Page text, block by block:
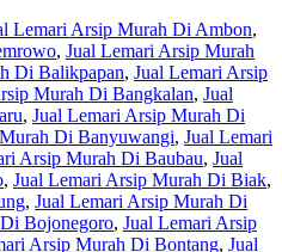
Lemari Arsip Murah Di Ambon,
, Jual Lemari Arsip Murah
Di Balikpapan, Jual Lemari Arsip
Murah Di Bangkalan, Jual
, Jual Lemari Arsip Murah Di
Di Banyuwangi, Jual Lemari
Arsip Murah Di Baubau, Jual
, Jual Lemari Arsip Murah Di Biak,
, Jual Lemari Arsip Murah Di
Bojonegoro, Jual Lemari Arsip
Arsip Murah Di Bontang, Jual